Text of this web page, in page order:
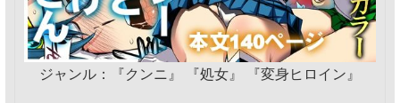
ジャンル：『クンニ』 『処女』 『変身ヒロイン』